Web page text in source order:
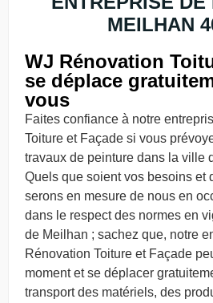
MEILHAN
WJ Rénovation
se déplace
vous
Faites confiance à notre
Toiture et Façade si vous
travaux de peinture dans la ville
Quels que soient vos besoins et
serons en mesure de nous en
dans le respect des normes en
de Meilhan ; sachez que, notre
Rénovation Toiture et Façade
moment et se déplacer
transport des matériels, des